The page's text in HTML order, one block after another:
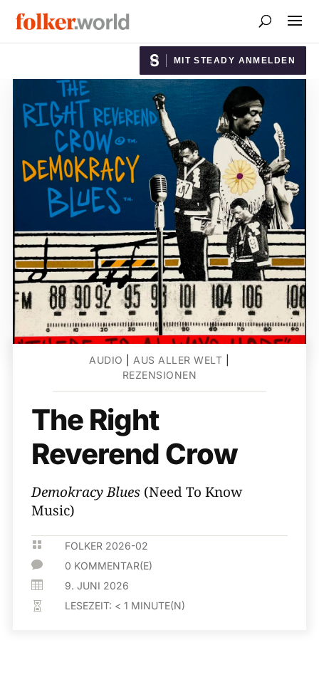
MIT STEADY ANMELDEN
AUDIO AUS ALLER WELT
REZENSIONEN
The Right
Reverend Crow
Demokracy Blues (Need To Know
Music)
 FOLKER 2026-02
 0 KOMMENTAR(E)
 9. JUNI 2026
 LESEZEIT: < 1 MINUTE(N)